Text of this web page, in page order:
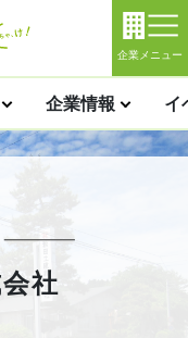
企業メニュー
企業情報 イ
社